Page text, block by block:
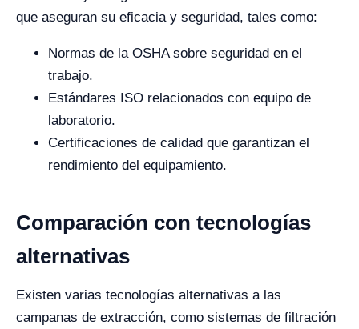
que aseguran su eficacia y seguridad, tales como:
Normas de la OSHA sobre seguridad en el
trabajo.
Estándares ISO relacionados con equipo de
laboratorio.
Certificaciones de calidad que garantizan el
rendimiento del equipamiento.
Comparación con tecnologías
alternativas
Existen varias tecnologías alternativas a las
campanas de extracción, como sistemas de filtración